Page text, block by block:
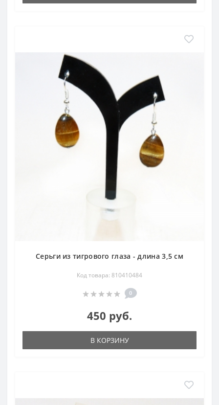
Серьги из тигрового глаза - длина 3,5 см
Код товара: 810410484
0
450 руб.
В КОРЗИНУ